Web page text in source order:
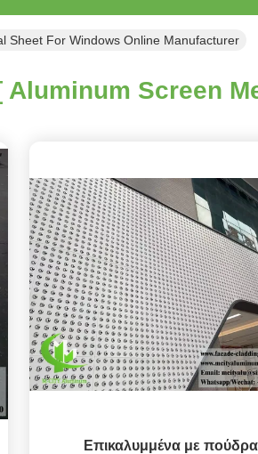
Sheet For Windows Online Manufacturer
Aluminum Screen
Επικαλυμμένα με πούδρα